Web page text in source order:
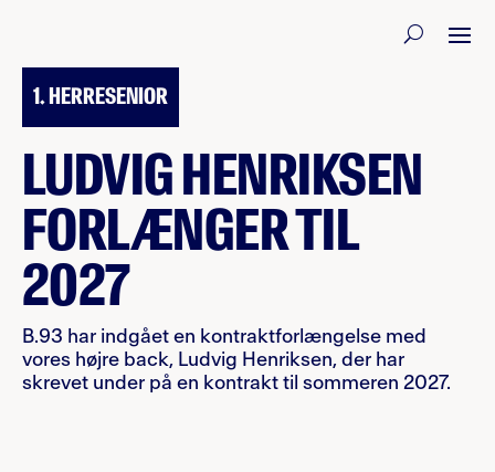
1. HERRESENIOR
LUDVIG HENRIKSEN
FORLÆNGER TIL
2027
B.93 har indgået en kontraktforlængelse med
vores højre back, Ludvig Henriksen, der har
skrevet under på en kontrakt til sommeren 2027.